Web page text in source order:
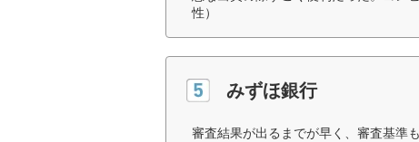
性）
みずほ銀行
審査結果が出るまでが早く、審査基準